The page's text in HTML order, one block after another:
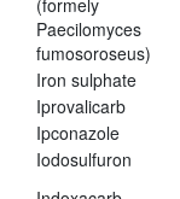
(formely
Paecilomyces
fumosoroseus)
Iron sulphate
Iprovalicarb
Ipconazole
Iodosulfuron